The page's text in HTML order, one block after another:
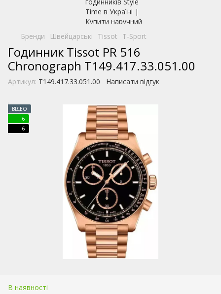
Бренди Швейцарські Tissot T-Sport
Годинник Tissot PR 516
Chronograph T149.417.33.051.00
Артикул: T149.417.33.051.00 Написати відгук
ВІДЕО
6
6
В наявності